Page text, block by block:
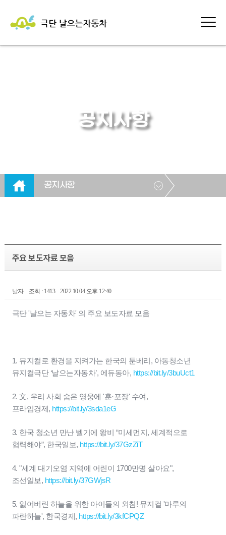
공지사항
공지사항
주요 보도자료 모음
날자 조회 : 1413 2022.10.04 오후 12:40
극단 '날으는 자동차' 의 주요 보도자료 모음
1. 뮤지컬로 환경을 지켜가는 한국의 툰베리, 아동청소년
뮤지컬극단 ‘날으는자동차’, 에듀동아, https://bit.ly/3buUct1
2. 文, 우리 사회 숨은 영웅에 '훈·포장' 수여,
프라임경제, https://bit.ly/3sda1eG
3. 한국 청소년 만난 벨기에 왕비 “미세먼지, 세계적으로
협력해야”, 한국일보, https://bit.ly/37GzZiT
4. "세계 대기오염 지역에 어린이 1700만명 살아요",
조선일보, https://bit.ly/37GWjsR
5. 잃어버린 하늘을 위한 아이들의 외침! 뮤지컬 '마루의
파란하늘', 한국경제, https://bit.ly/3kfCPQZ